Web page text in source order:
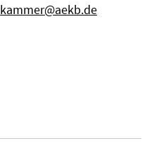
kammer@aekb.de